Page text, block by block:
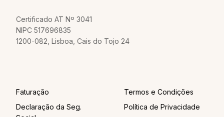
Certificado AT Nº 3041
NIPC 517696835
1200-082, Lisboa, Cais do Tojo 24
Faturação
Declaração da Seg.
Termos e Condições
Política de Privacidade